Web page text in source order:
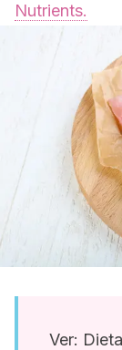
Nutrients.
Ver: